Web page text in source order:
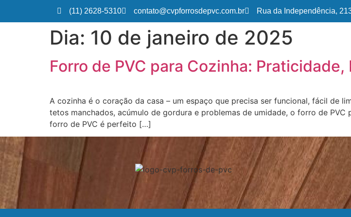
(11) 2628-5310 contato@cvpforrosdepvc.com.br Rua da Independência,
Dia: 10 de janeiro de 2025
Forro de PVC para Cozinha:
A cozinha é o coração da casa – um espaço que precisa ser funcional, fácil de
tetos manchados, acúmulo de gordura e problemas de umidade, o forro de
forro de PVC é perfeito […]